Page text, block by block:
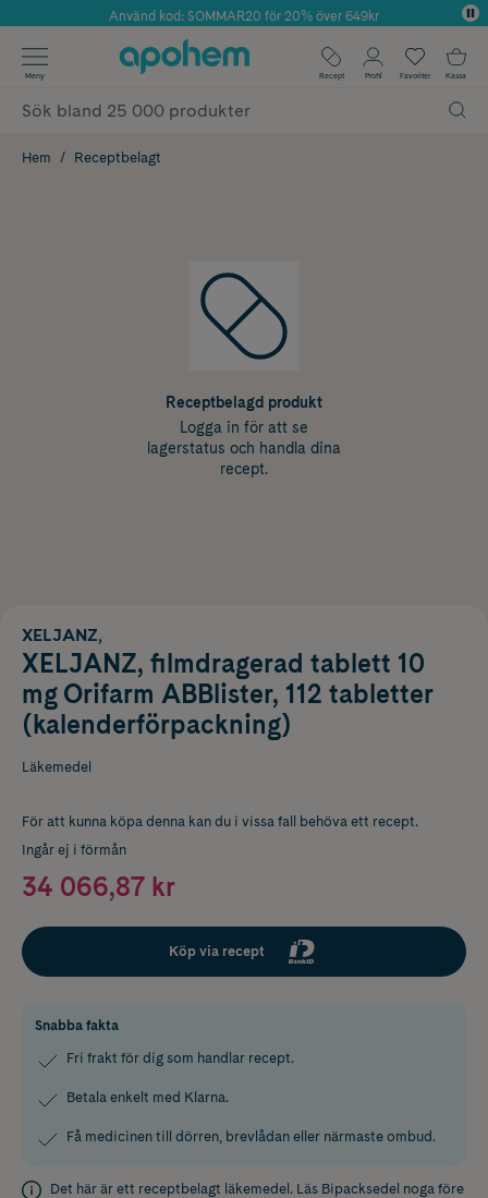
Årets Butik 2025 inom Skönhet
Använd kod: SOMMAR20 för 20% över 649kr
✓ Fri frakt
✓ Poäng på alla köp*
Meny Recept Profil Favoriter Kassa
Hem Receptbelagt
Receptbelagd produkt
Logga in för att se
lagerstatus och handla dina
recept.
XELJANZ,
XELJANZ, filmdragerad tablett 10
mg Orifarm ABBlister, 112 tabletter
(kalenderförpackning)
Läkemedel
För att kunna köpa denna kan du i vissa fall behöva ett recept.
Ingår ej i förmån
34 066,87 kr
Köp via recept
Snabba fakta
Fri frakt för dig som handlar recept.
Betala enkelt med Klarna.
Få medicinen till dörren, brevlådan eller närmaste ombud.
Det här är ett receptbelagt läkemedel. Läs Bipacksedel noga före